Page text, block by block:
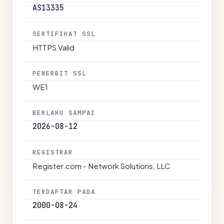
AS13335
SERTIFIKAT SSL
HTTPS Valid
PENERBIT SSL
WE1
BERLAKU SAMPAI
2026-08-12
REGISTRAR
Register.com - Network Solutions, LLC
TERDAFTAR PADA
2000-08-24